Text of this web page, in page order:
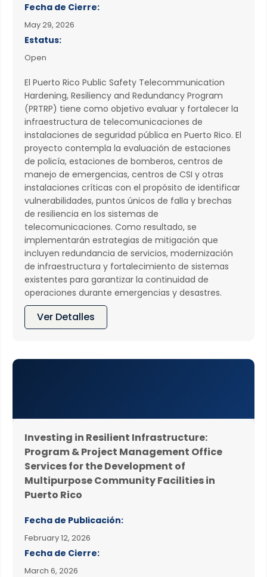
Fecha de Cierre:
May 29, 2026
Estatus:
Open
El Puerto Rico Public Safety Telecommunication
Hardening, Resiliency and Redundancy Program
(PRTRP) tiene como objetivo evaluar y fortalecer la
infraestructura de telecomunicaciones de
instalaciones de seguridad pública en Puerto Rico. El
proyecto contempla la evaluación de estaciones
de policía, estaciones de bomberos, centros de
manejo de emergencias, centros de CSI y otras
instalaciones críticas con el propósito de identificar
vulnerabilidades, puntos únicos de falla y brechas
de resiliencia en los sistemas de
telecomunicaciones. Como resultado, se
implementarán estrategias de mitigación que
incluyen redundancia de servicios, modernización
de infraestructura y fortalecimiento de sistemas
existentes para garantizar la continuidad de
operaciones durante emergencias y desastres.
Ver Detalles
Investing in Resilient Infrastructure:
Program & Project Management Office
Services for the Development of
Multipurpose Community Facilities in
Puerto Rico
Fecha de Publicación:
February 12, 2026
Fecha de Cierre:
March 6, 2026